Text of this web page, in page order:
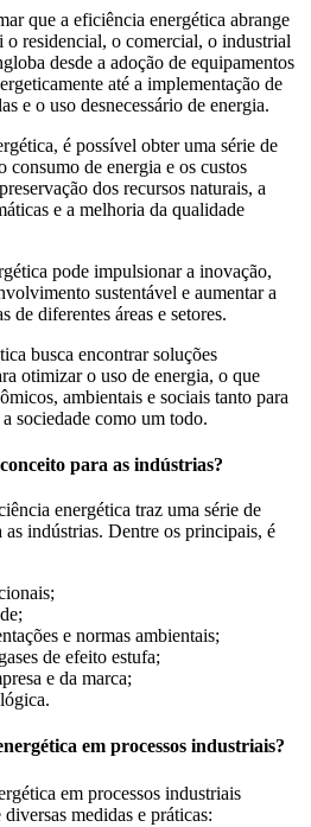
que a eficiência energética abrange
o residencial, o comercial, o industrial
desde a adoção de equipamentos
até a implementação de
e o uso desnecessário de energia.
é possível obter uma série de
consumo de energia e os custos
dos recursos naturais, a
e a melhoria da qualidade
pode impulsionar a inovação,
sustentável e aumentar a
de diferentes áreas e setores.
busca encontrar soluções
otimizar o uso de energia, o que
ambientais e sociais tanto para
sociedade como um todo.
para as indústrias?
energética traz uma série de
indústrias. Dentre os principais, é
e normas ambientais;
de efeito estufa;
e da marca;
em processos industriais?
em processos industriais
medidas e práticas: